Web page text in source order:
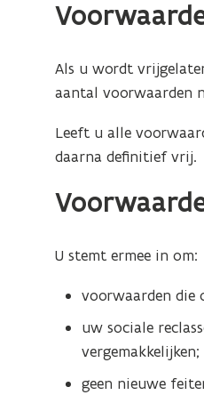
Als u wordt
aantal voorwaarden
Leeft u alle
daarna definitief vrij.
U stemt ermee in om:
voorwaarden die
uw sociale
vergemakkelijken;
geen nieuwe